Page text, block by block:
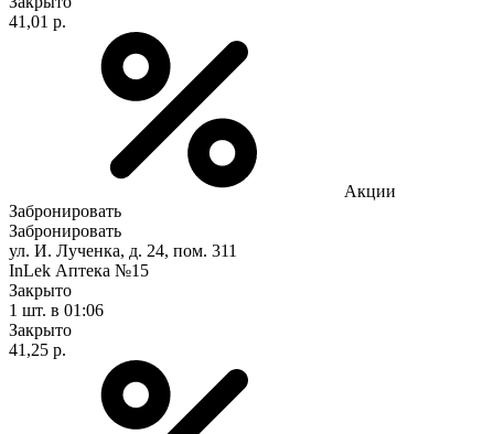
41,01 р.
Акции
Забронировать
Забронировать
ул. И. Лученка, д. 24, пом. 311
InLek Аптека №15
Закрыто
1 шт. в 01:06
Закрыто
41,25 р.